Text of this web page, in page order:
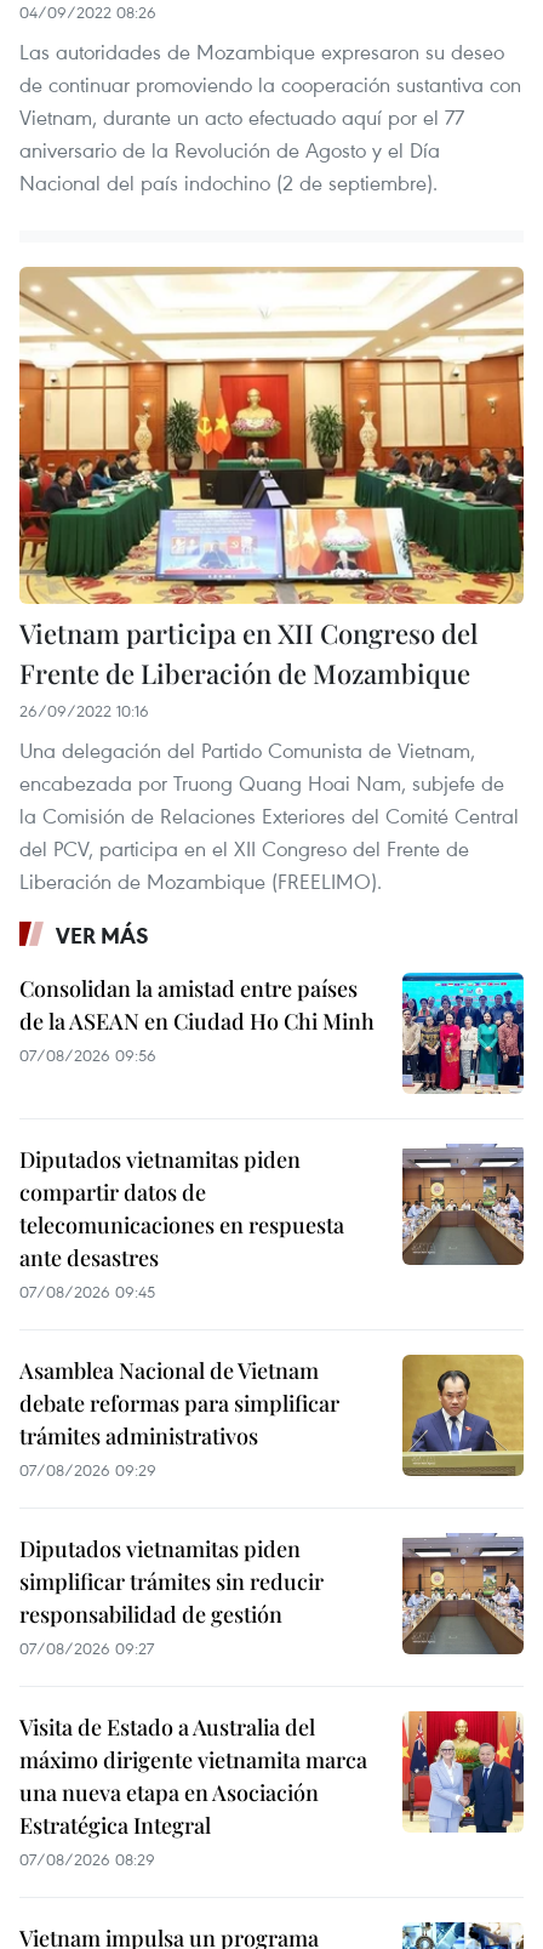
04/09/2022 08:26
Las autoridades de Mozambique expresaron su deseo
de continuar promoviendo la cooperación sustantiva con
Vietnam, durante un acto efectuado aquí por el 77
aniversario de la Revolución de Agosto y el Día
Nacional del país indochino (2 de septiembre).
Vietnam participa en XII Congreso del
Frente de Liberación de Mozambique
26/09/2022 10:16
Una delegación del Partido Comunista de Vietnam,
encabezada por Truong Quang Hoai Nam, subjefe de
la Comisión de Relaciones Exteriores del Comité Central
del PCV, participa en el XII Congreso del Frente de
Liberación de Mozambique (FREELIMO).
VER MÁS
Consolidan la amistad entre países
de la ASEAN en Ciudad Ho Chi Minh
07/08/2026 09:56
Diputados vietnamitas piden
compartir datos de
telecomunicaciones en respuesta
ante desastres
07/08/2026 09:45
Asamblea Nacional de Vietnam
debate reformas para simplificar
trámites administrativos
07/08/2026 09:29
Diputados vietnamitas piden
simplificar trámites sin reducir
responsabilidad de gestión
07/08/2026 09:27
Visita de Estado a Australia del
máximo dirigente vietnamita marca
una nueva etapa en Asociación
Estratégica Integral
07/08/2026 08:29
Vietnam impulsa un programa